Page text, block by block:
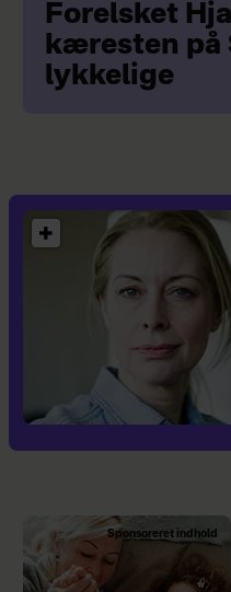
Forelsket
kæresten på
lykkelige
Sponsoreret indhold